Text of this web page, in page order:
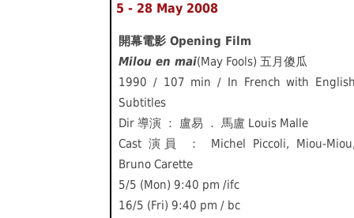
5 - 28 May 2008
開幕電影 Opening Film
Milou en mai(May Fools) 五月傻瓜
1990 / 107 min / In French with
Subtitles
Dir 導演 ： 盧易 ． 馬盧 Louis Malle
Cast 演員 ： Michel Piccoli, Miou-
Bruno Carette
5/5 (Mon) 9:40 pm /ifc
16/5 (Fri) 9:40 pm / bc